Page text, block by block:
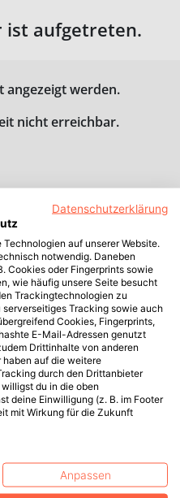
ist aufgetreten.
angezeigt werden.
nicht erreichbar.
Datenschutzerklärung
auf unserer Website.
notwendig. Daneben
Cookies oder Fingerprints sowie
wie häufig unsere Seite besucht
Trackingtechnologien zu
Tracking sowie auch
Cookies, Fingerprints,
E-Mail-Adressen genutzt
Drittinhalte von anderen
auf die weitere
durch den Drittanbieter
du in die oben
deine Einwilligung (z. B. im Footer
mit Wirkung für die Zukunft
Anpassen